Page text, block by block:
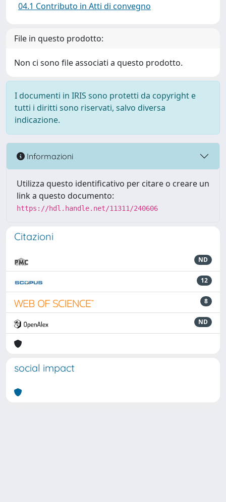
04.1 Contributo in Atti di convegno
File in questo prodotto:
Non ci sono file associati a questo prodotto.
I documenti in IRIS sono protetti da copyright e
tutti i diritti sono riservati, salvo diversa
indicazione.
Informazioni
Utilizza questo identificativo per citare o creare un
link a questo documento:
https://hdl.handle.net/11311/240606
Citazioni
ND
12
8
ND
social impact